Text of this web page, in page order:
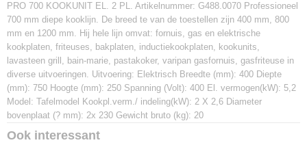
Afmetingen (l,b,h)
0 x 700 x 0 mm
PRO 700 KOOKUNIT EL. 2 PL. Artikelnummer: G488.0070 Professioneel
700 mm diepe kooklijn. De breed te van de toestellen zijn 400 mm, 800
mm en 1200 mm. Hij hele lijn omvat: fornuis, gas en elektrische
kookplaten, friteuses, bakplaten, inductiekookplaten, kookunits,
lavasteen grill, bain-marie, pastakoker, varipan gasfornuis, gasfriteuse in
diverse uitvoeringen. Uitvoering: Elektrisch Breedte (mm): 400 Diepte
(mm): 750 Hoogte (mm): 250 Spanning (Volt): 400 El. vermogen(kW): 5,2
Model: Tafelmodel Kookpl.verm./ indeling(kW): 2 X 2,6 Diameter
bovenplaat (? mm): 2x 230 Gewicht bruto (kg): 20
Ook interessant